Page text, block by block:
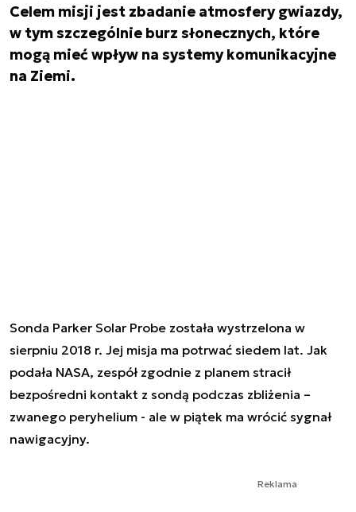
Celem misji jest zbadanie atmosfery gwiazdy,
w tym szczególnie burz słonecznych, które
mogą mieć wpływ na systemy komunikacyjne
na Ziemi.
Sonda Parker Solar Probe została wystrzelona w
sierpniu 2018 r. Jej misja ma potrwać siedem lat. Jak
podała NASA, zespół zgodnie z planem stracił
bezpośredni kontakt z sondą podczas zbliżenia –
zwanego peryhelium - ale w piątek ma wrócić sygnał
nawigacyjny.
Reklama